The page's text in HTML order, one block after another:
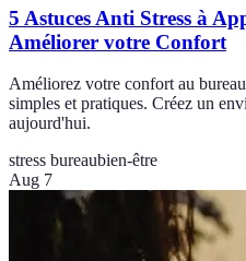
5 Astuces Anti Stress à
Améliorer votre Confort
Améliorez votre confort au
simples et pratiques. Créez un
aujourd'hui.
stress bureaubien-être
Aug 7